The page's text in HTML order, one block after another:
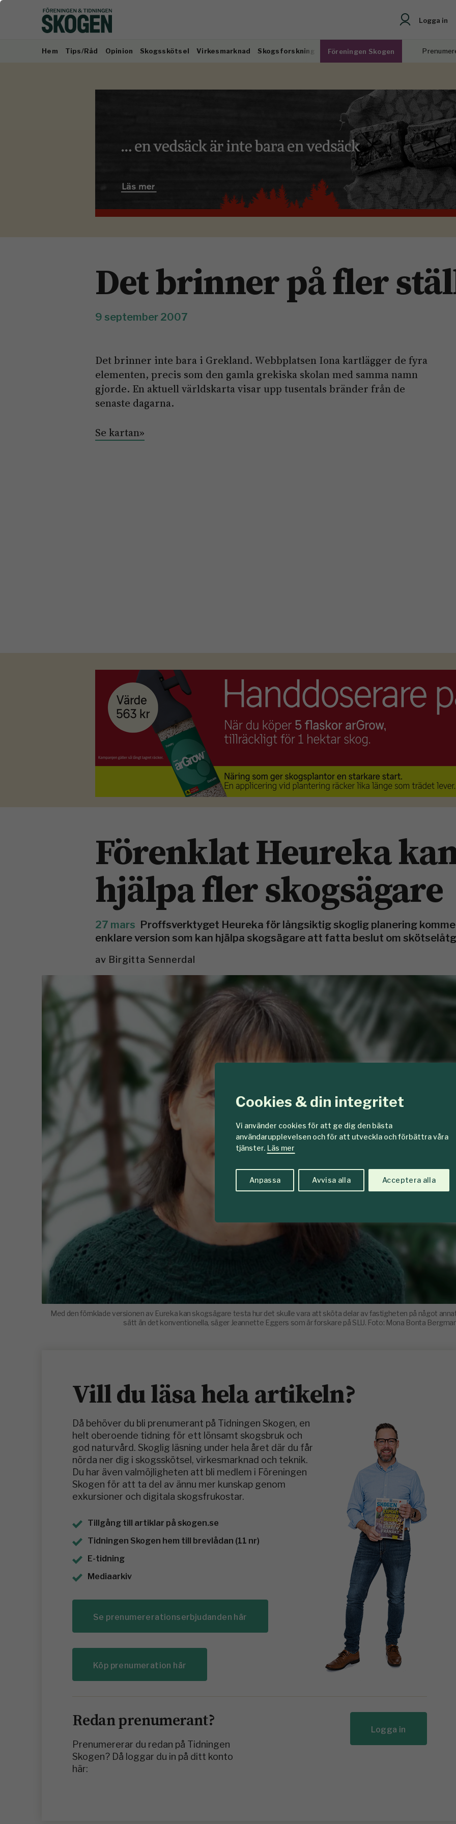
Cookies & din integritet
Vi använder cookies för att ge dig den bästa
användarupplevelsen och för att utveckla och förbättra våra
tjänster. Läs mer
Anpassa Avvisa alla Acceptera alla
Logga in
Hem Tips/Råd Opinion Skogsskötsel Virkesmarknad Skogsforskning Föreningen Skogen
Det brinner på fler
9 september 2007
Det brinner inte bara i Grekland. Webbplatsen Iona kartlägger de fyra
elementen, precis som den gamla grekiska skolan med samma namn
gjorde. En aktuell världskarta visar upp tusentals bränder från de
senaste dagarna.
Se kartan»
Förenklat Heureka
hjälpa fler skogsägare
27 mars Proffsverktyget Heureka för långsiktig skoglig planering
enklare version som kan hjälpa skogsägare att fatta beslut om
av Birgitta Sennerdal
Med den förnklade versionen av Eureka kan skogsägare testa hur det skulle vara att sköta delar av fastigheten på något
sätt än det konventionella, säger Jeannette Eggers som är forskare på SLU. Foto: Mona Bonta
Vill du läsa hela artikeln?
Då behöver du bli prenumerant på Tidningen Skogen, en
helt oberoende tidning för ett lönsamt skogsbruk och
god naturvård. Skoglig läsning under hela året där du får
nörda ner dig i skogsskötsel, virkesmarknad och teknik.
Du har även valmöjligheten att bli medlem i Föreningen
Skogen för att ta del av ännu mer kunskap genom
exkursioner och digitala skogsfrukostar.
Tillgång till artiklar på skogen.se
Tidningen Skogen hem till brevlådan (11 nr)
E-tidning
Mediaarkiv
Se prenumererationserbjudanden här
Köp prenumeration här
Redan prenumerant?
Prenumererar du redan på Tidningen
Skogen? Då loggar du in på ditt konto
här:
Logga in